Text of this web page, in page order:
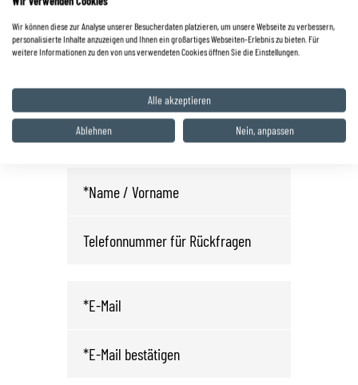
Hüttigweiler
0 68 25 / 22 03
info.wnd@autohaus-zyrull.de
Fahrzeug anfragen oder
Probefahrt vereinbaren
Wir können diese zur Analyse unserer Besucherdaten platzieren, um unsere Webseite zu verbessern,
personalisierte Inhalte anzuzeigen und Ihnen ein großartiges Webseiten-Erlebnis zu bieten. Für
weitere Informationen zu den von uns verwendeten Cookies öffnen Sie die Einstellungen.
Alle akzeptieren
Ablehnen Nein, anpassen